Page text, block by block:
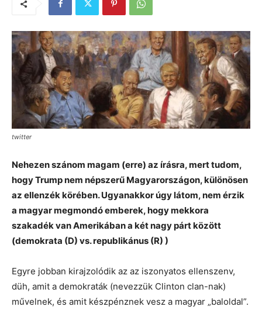
twitter
Nehezen szánom magam (erre) az írásra, mert tudom,
hogy Trump nem népszerű Magyarországon, különösen
az ellenzék körében. Ugyanakkor úgy látom, nem érzik
a magyar megmondó emberek, hogy mekkora
szakadék van Amerikában a két nagy párt között
(demokrata (D) vs. republikánus (R) )
Egyre jobban kirajzolódik az az iszonyatos ellenszenv,
düh, amit a demokraták (nevezzük Clinton clan-nak)
művelnek, és amit készpénznek vesz a magyar „baloldal”.